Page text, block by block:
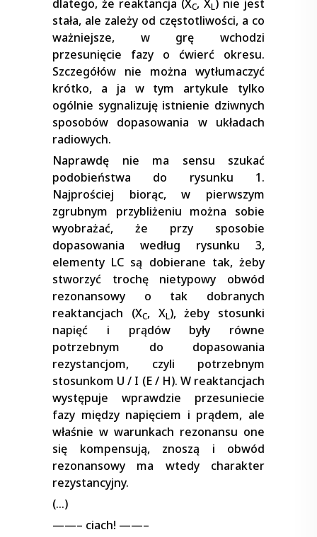
dlatego, że reaktancja (XC, XL) nie jest
stała, ale zależy od częstotliwości, a co
ważniejsze, w grę wchodzi
przesunięcie fazy o ćwierć okresu.
Szczegółów nie można wytłumaczyć
krótko, a ja w tym artykule tylko
ogólnie sygnalizuję istnienie dziwnych
sposobów dopasowania w układach
radiowych.
Naprawdę nie ma sensu szukać
podobieństwa do rysunku 1.
Najprościej biorąc, w pierwszym
zgrubnym przybliżeniu można sobie
wyobrażać, że przy sposobie
dopasowania według rysunku 3,
elementy LC są dobierane tak, żeby
stworzyć trochę nietypowy obwód
rezonansowy o tak dobranych
reaktancjach (XC, XL), żeby stosunki
napięć i prądów były równe
potrzebnym do dopasowania
rezystancjom, czyli potrzebnym
stosunkom U / I (E / H). W reaktancjach
występuje wprawdzie przesuniecie
fazy między napięciem i prądem, ale
właśnie w warunkach rezonansu one
się kompensują, znoszą i obwód
rezonansowy ma wtedy charakter
rezystancyjny.
(…)
——– ciach! ——–